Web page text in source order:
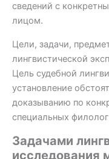
сведений с
лицом.
Цели, задачи,
лингвистической
Цель судебной
установление
доказыванию по
специальных
Задачами
исследования